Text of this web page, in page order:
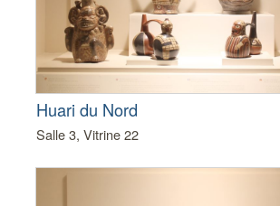
Huari du Nord
Salle 3, Vitrine 22